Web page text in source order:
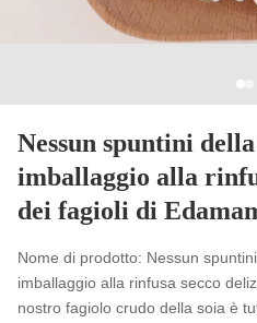
Nessun spuntini
imballaggio alla
dei fagioli di
Nome di prodotto: Nessun
imballaggio alla rinfusa secco
nostro fagiolo crudo della soia è